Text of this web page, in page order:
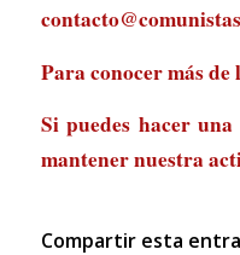
Para conocer más
Si puedes hacer
mantener nuestra
Compartir esta